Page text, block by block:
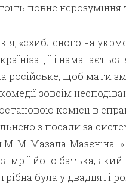
повне нерозуміння
«схибленого на
і
російське, щоб мати
зовсім
комісії в
з посади за
М. М. Мазала-
мрії його батька,
була у двадцяті